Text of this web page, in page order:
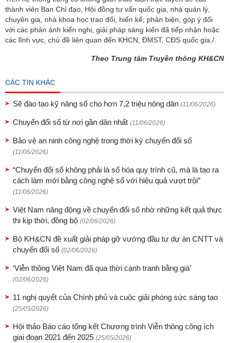
thành viên Ban Chỉ đạo, Hội đồng tư vấn quốc gia, nhà quản lý,
chuyên gia, nhà khoa học trao đổi, hiến kế; phản biện, góp ý đối
với các phản ánh kiến nghị, giải pháp sáng kiến đã tiếp nhận hoặc
các lĩnh vực, chủ đề liên quan đến KHCN, ĐMST, CĐS quốc gia./.
Theo Trung tâm Truyền thông KH&CN
CÁC TIN KHÁC
Sẽ đào tạo kỹ năng số cho hơn 7,2 triệu nông dân (11/06/2026)
Chuyển đổi số từ nơi gần dân nhất (11/06/2026)
Bảo vệ an ninh công nghệ trong thời kỳ chuyển đổi số
(11/06/2026)
“Chuyển đổi số không phải là số hóa quy trình cũ, mà là tạo ra
cách làm mới bằng công nghệ số với hiệu quả vượt trội”
(11/06/2026)
Việt Nam năng động về chuyển đổi số nhờ những kết quả thực
thi kịp thời, đồng bộ (02/06/2026)
Bộ KH&CN đề xuất giải pháp gỡ vướng đầu tư dự án CNTT và
chuyển đổi số (02/06/2026)
‘Viễn thông Việt Nam đã qua thời cạnh tranh bằng giá’
(02/06/2026)
11 nghị quyết của Chính phủ và cuộc giải phóng sức sáng tạo
(25/05/2026)
Hội thảo Báo cáo tổng kết Chương trình Viễn thông công ích
giai đoạn 2021 đến 2025 (25/05/2026)